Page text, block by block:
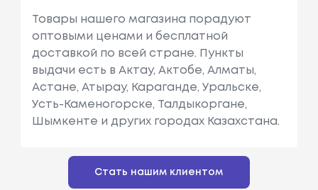
Товары нашего магазина порадуют
оптовыми ценами и бесплатной
доставкой по всей стране. Пункты
выдачи есть в Актау, Актобе, Алматы,
Астане, Атырау, Караганде, Уральске,
Усть-Каменогорске, Талдыкоргане,
Шымкенте и других городах Казахстана.
Стать нашим клиентом